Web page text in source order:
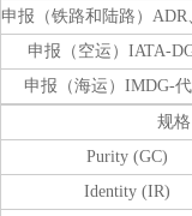
申报（铁路和陆路）ADR
申报（空运）IATA-
申报（海运）IMDG-
规格
Purity (GC)
Identity (IR)